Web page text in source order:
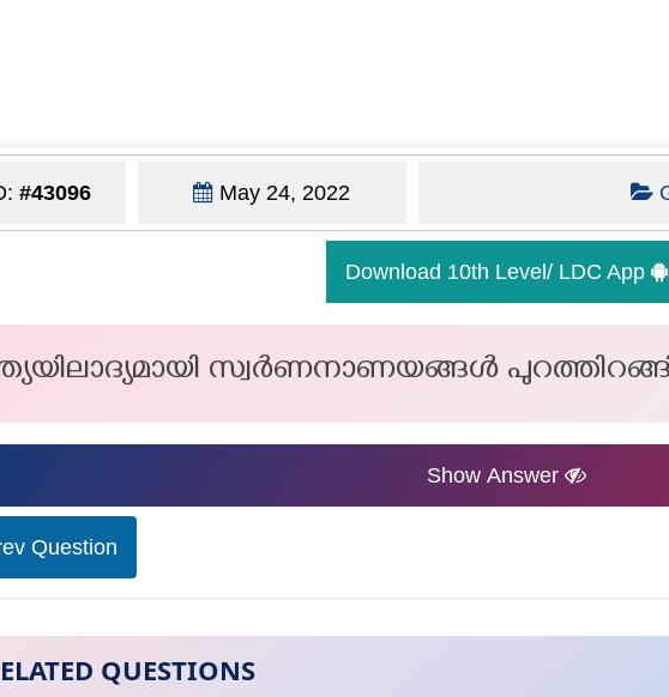
#43096 May 24, 2022
Download 10th Level/ LDC App
സ്വർണനാണയങ്ങൾ
Show Answer
Question
QUESTIONS